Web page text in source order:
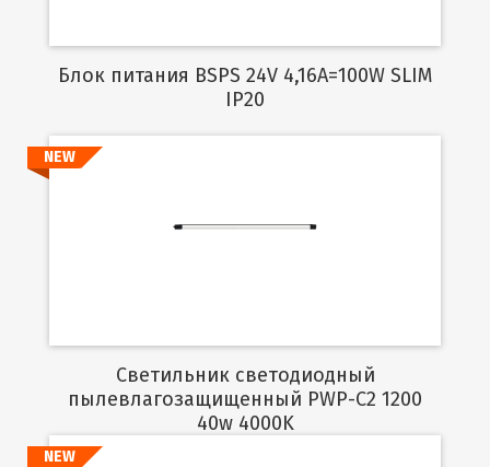
Блок питания BSPS 24V 4,16A=100W SLIM
IP20
NEW
Светильник светодиодный
пылевлагозащищенный PWP-C2 1200
40w 4000K
NEW